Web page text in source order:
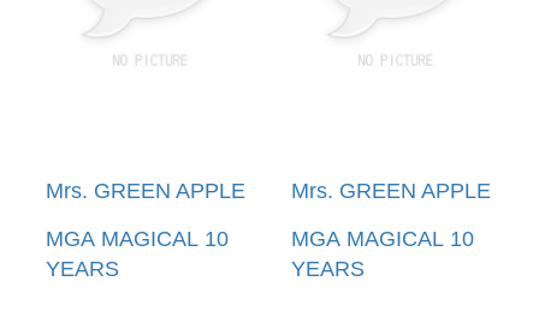
Mrs. GREEN APPLE
MGA MAGICAL 10
YEARS
Mrs. GREEN APPLE
MGA MAGICAL 10
YEARS